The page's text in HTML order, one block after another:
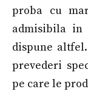
proba cu
admisibila in
dispune
prevederi
pe care le